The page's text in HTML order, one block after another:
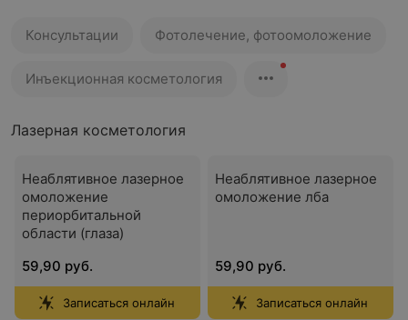
Консультации Фотолечение, фотоомоложение
Инъекционная косметология
Лазерная косметология
Неаблятивное лазерное
омоложение
периорбитальной
области (глаза)
59,90 руб.
Записаться онлайн
Неаблятивное лазерное
омоложение лба
59,90 руб.
Записаться онлайн